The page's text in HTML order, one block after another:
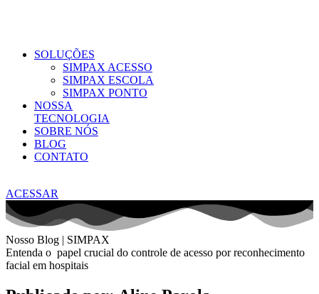
SOLUÇÕES
SIMPAX ACESSO
SIMPAX ESCOLA
SIMPAX PONTO
NOSSA
TECNOLOGIA
SOBRE NÓS
BLOG
CONTATO
ACESSAR
Nosso Blog | SIMPAX
Entenda o papel crucial do controle de acesso por reconhecimento
facial em hospitais